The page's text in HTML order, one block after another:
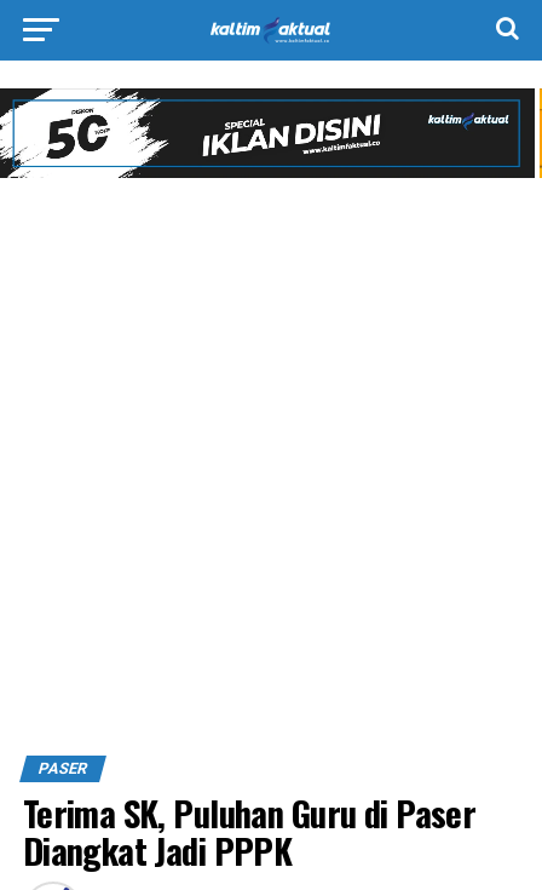
PASER
Terima SK, Puluhan Guru di Paser
Diangkat Jadi PPPK